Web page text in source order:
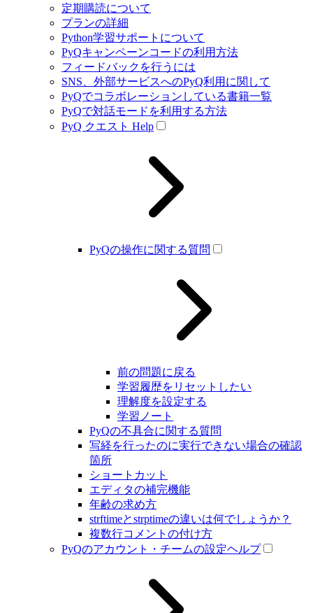
定期購読について
プランの詳細
Python学習サポートについて
PyQキャンペーンコードの利用方法
フィードバックを行うには
SNS、外部サービスへのPyQ利用に関して
PyQでコラボレーションしている書籍一覧
PyQで対話モードを利用する方法
PyQ クエスト Help
PyQの操作に関する質問
前の問題に戻る
学習履歴をリセットしたい
理解度を設定する
学習ノート
PyQの不具合に関する質問
写経を行ったのに実行できない場合の確認
箇所
ショートカット
エディタの補完機能
年齢の求め方
strftimeとstrptimeの違いは何でしょうか？
複数行コメントの付け方
PyQのアカウント・チームの設定ヘルプ